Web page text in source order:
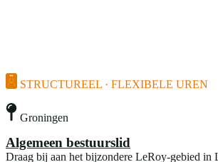
STRUCTUREEL · FLEXIBELE UREN
Groningen
Algemeen bestuurslid
Draag bij aan het bijzondere LeRoy-gebied in